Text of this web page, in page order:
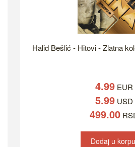
Halid Bešlić - Hitovi - Zlatna
4.99 EUR
5.99 USD
499.00
Dodaj u korpu